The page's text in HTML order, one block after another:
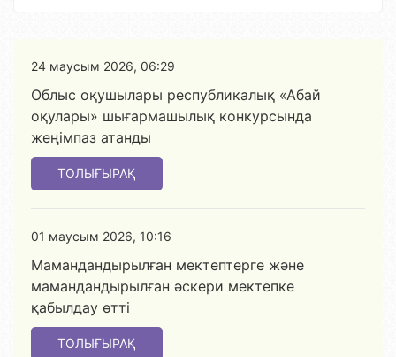
24 маусым 2026, 06:29
Облыс оқушылары республикалық «Абай
оқулары» шығармашылық конкурсында
жеңімпаз атанды
ТОЛЫҒЫРАҚ
01 маусым 2026, 10:16
Мамандандырылған мектептерге және
мамандандырылған әскери мектепке
қабылдау өтті
ТОЛЫҒЫРАҚ